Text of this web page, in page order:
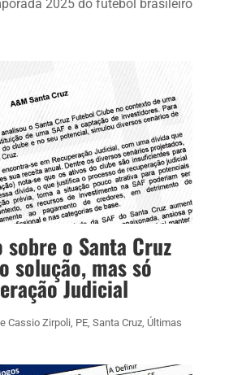
2025 do futebol brasileiro
o Santa Cruz
solução, mas só
Judicial
Cassio Zirpoli, PE, Santa Cruz, Últimas